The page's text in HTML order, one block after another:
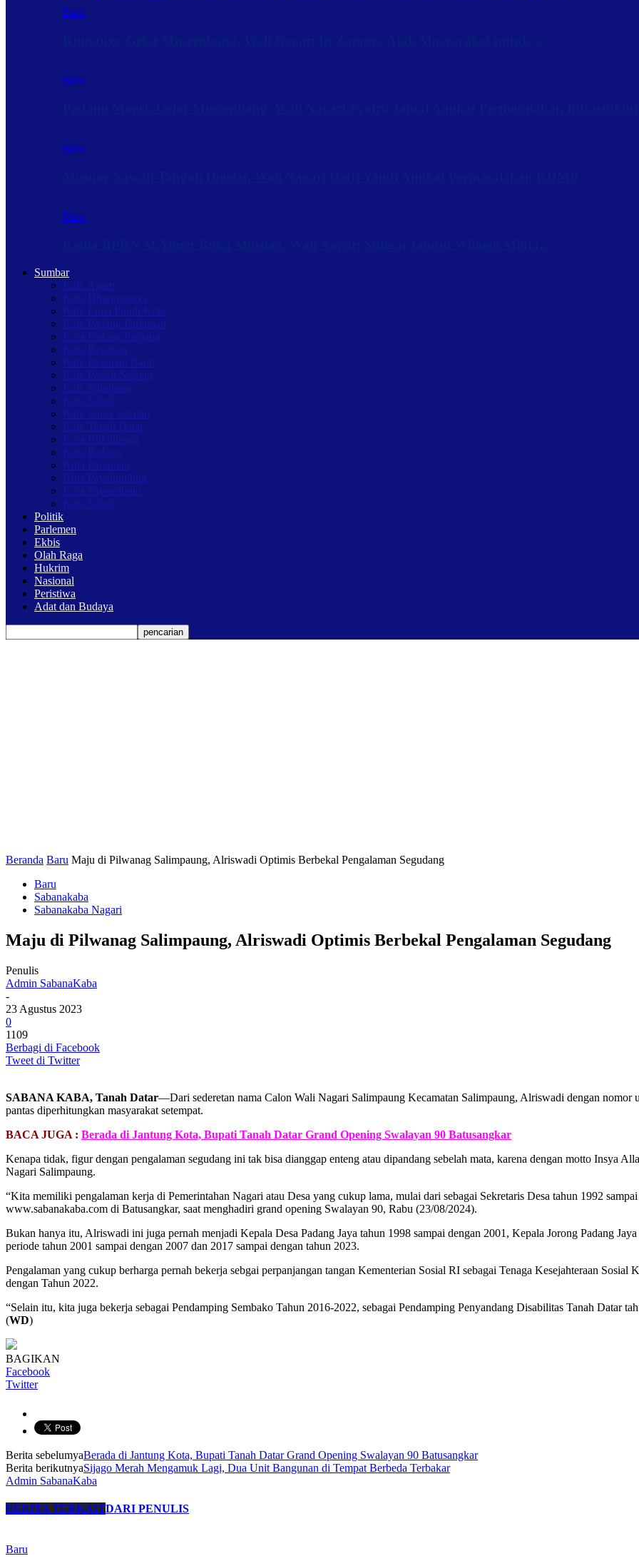
Baru
Baru
Baru
Baru
Sumbar
Kab. Agam
Kab. Dharmasraya
Kab. Lima Puluh Kota
Kab. Padang Pariaman
Kota Padang Panjang
Kab. Pasaman
Kab. Pasaman Barat
Kab. Pesisir Selatan
Kab. Sijunjung
Kab. Solok
Kab. Solok Selatan
Kab. Tanah Datar
Kota Bukittinggi
Kota Padang
Kota Pariaman
Kota Payakumbuh
Kota Sawahlunto
Kota Solok
Politik
Parlemen
Ekbis
Olah Raga
Hukrim
Nasional
Peristiwa
Adat dan Budaya
Beranda Baru Maju di Pilwanag Salimpaung, Alriswadi Optimis Berbekal Pengalaman Segudang
Baru
Sabanakaba
Sabanakaba Nagari
Maju di Pilwanag Salimpaung, Alriswadi Optimis Berbekal Pengalaman Segudang
Penulis
Admin SabanaKaba
-
23 Agustus 2023
0
1109
Berbagi di Facebook
Tweet di Twitter
SABANA KABA, Tanah Datar—Dari sederetan nama Calon Wali Nagari Salimpaung Kecamatan Salimpaung, Alriswadi dengan nomor
pantas diperhitungkan masyarakat setempat.
BACA JUGA : Berada di Jantung Kota, Bupati Tanah Datar Grand Opening Swalayan 90 Batusangkar
Kenapa tidak, figur dengan pengalaman segudang ini tak bisa dianggap enteng atau dipandang sebelah mata, karena dengan motto Insya
Nagari Salimpaung.
“Kita memiliki pengalaman kerja di Pemerintahan Nagari atau Desa yang cukup lama, mulai dari sebagai Sekretaris Desa tahun 1992
www.sabanakaba.com di Batusangkar, saat menghadiri grand opening Swalayan 90, Rabu (23/08/2024).
Bukan hanya itu, Alriswadi ini juga pernah menjadi Kepala Desa Padang Jaya tahun 1998 sampai dengan 2001, Kepala Jorong Padang
periode tahun 2001 sampai dengan 2007 dan 2017 sampai dengan tahun 2023.
Pengalaman yang cukup berharga pernah bekerja sebgai perpanjangan tangan Kementerian Sosial RI sebagai Tenaga Kesejahteraan
dengan Tahun 2022.
“Selain itu, kita juga bekerja sebagai Pendamping Sembako Tahun 2016-2022, sebagai Pendamping Penyandang Disabilitas Tanah Datar
(WD)
BAGIKAN
Facebook
Twitter
Berita sebelumyaBerada di Jantung Kota, Bupati Tanah Datar Grand Opening Swalayan 90 Batusangkar
Berita berikutnyaSijago Merah Mengamuk Lagi, Dua Unit Bangunan di Tempat Berbeda Terbakar
Admin SabanaKaba
BERITA TERKAITDARI PENULIS
Baru